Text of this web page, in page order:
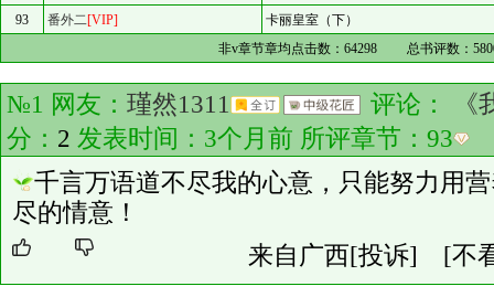
93
番外二[VIP]
卡丽皇室（下）
非v章节章均点击数： 64298 总书评数：
№1 网友： 瑾然1311 评论：
分： 2 发表时间：3个月前 所评章节： 93
千言万语道不尽我的心意，只能努力用
尽的情意！
来自广西[投诉] [不